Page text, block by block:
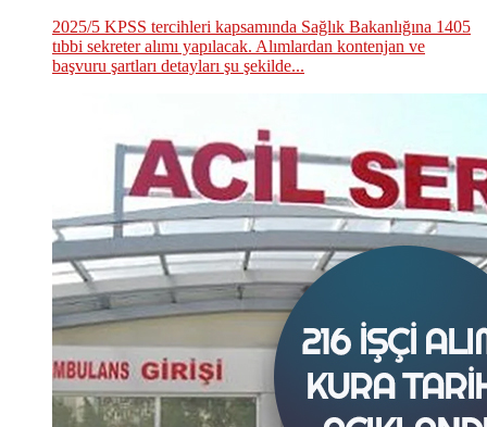
2025/5 KPSS tercihleri kapsamında Sağlık Bakanlığına 1405
tıbbi sekreter alımı yapılacak. Alımlardan kontenjan ve
başvuru şartları detayları şu şekilde...